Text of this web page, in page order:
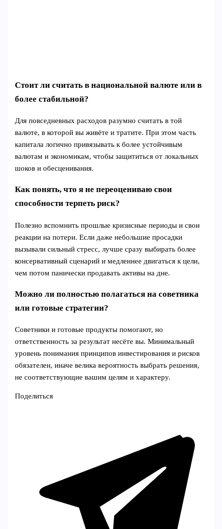
Стоит ли считать в национальной валюте или в
более стабильной?
Для повседневных расходов разумно считать в той
валюте, в которой вы живёте и тратите. При этом часть
капитала логично привязывать к более устойчивым
валютам и экономикам, чтобы защититься от локальных
шоков и обесценивания.
Как понять, что я не переоцениваю свои
способности терпеть риск?
Полезно вспомнить прошлые кризисные периоды и свои
реакции на потери. Если даже небольшие просадки
вызывали сильный стресс, лучше сразу выбирать более
консервативный сценарий и медленнее двигаться к цели,
чем потом панически продавать активы на дне.
Можно ли полностью полагаться на советника
или готовые стратегии?
Советники и готовые продукты помогают, но
ответственность за результат несёте вы. Минимальный
уровень понимания принципов инвестирования и рисков
обязателен, иначе велика вероятность выбрать решения,
не соответствующие вашим целям и характеру.
Поделиться